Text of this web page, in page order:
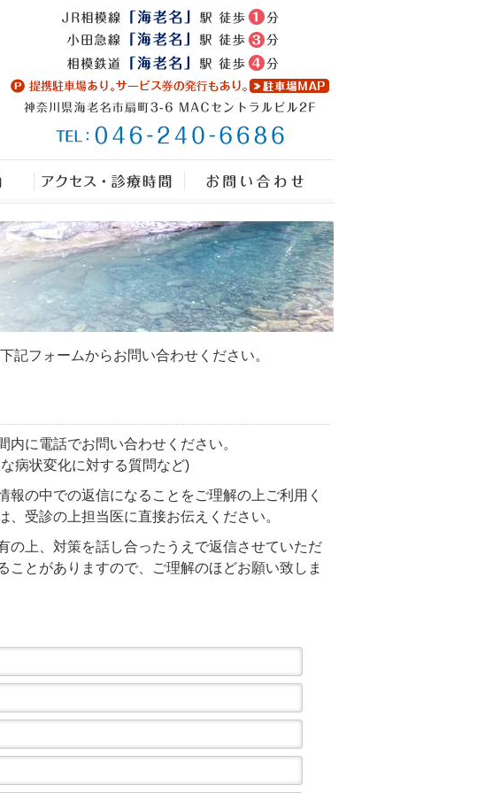
記フォームからお問い合わせください。
に電話でお問い合わせください。
病状変化に対する質問など)
の中での返信になることをご理解の上ご利用く
受診の上担当医に直接お伝えください。
の上、対策を話し合ったうえで返信させていただ
とがありますので、ご理解のほどお願い致しま